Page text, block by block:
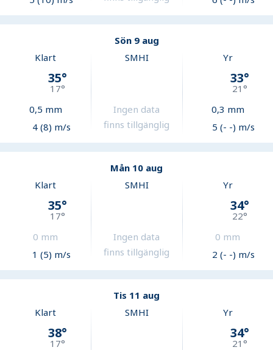
Sön 9 aug
Klart
35°
17°
0,5 mm
4 (8) m/s
SMHI
Ingen data
finns tillgänglig
Yr
33°
21°
0,3 mm
5 (- -) m/s
Mån 10 aug
Klart
35°
17°
0 mm
1 (5) m/s
SMHI
Ingen data
finns tillgänglig
Yr
34°
22°
0 mm
2 (- -) m/s
Tis 11 aug
Klart
38°
17°
SMHI Yr
34°
21°